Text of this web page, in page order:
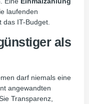
laufenden
IT-Budget.
als
darf niemals eine
angewandten
Transparenz,